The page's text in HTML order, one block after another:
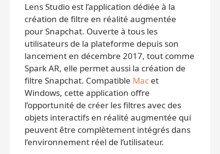
Lens Studio est l’application dédiée à la
création de filtre en réalité augmentée
pour Snapchat. Ouverte à tous les
utilisateurs de la plateforme depuis son
lancement en décembre 2017, tout comme
Spark AR, elle permet aussi la création de
filtre Snapchat. Compatible Mac et
Windows, cette application offre
l’opportunité de créer les filtres avec des
objets interactifs en réalité augmentée qui
peuvent être complètement intégrés dans
l’environnement réel de l’utilisateur.